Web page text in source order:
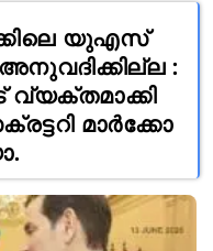
യുഎസ്
:
വ്യക്തമാക്കി
മാർക്കോ